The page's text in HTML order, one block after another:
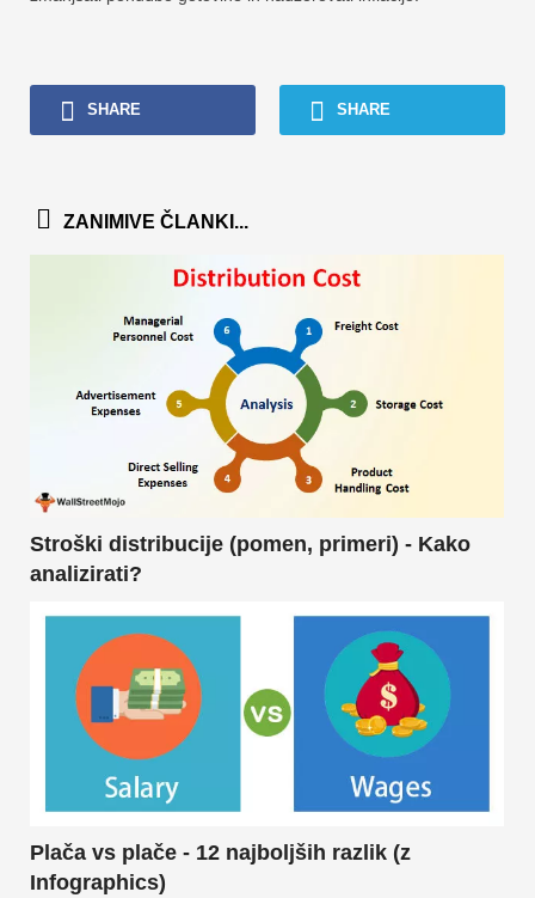
SHARE SHARE
ZANIMIVE ČLANKI...
Stroški distribucije (pomen, primeri) - Kako
analizirati?
Plača vs plače - 12 najboljših razlik (z
Infographics)